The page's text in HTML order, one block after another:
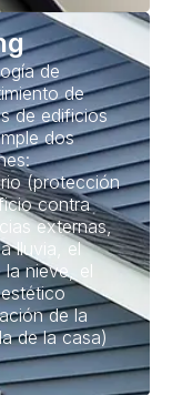
de
de
de edificios
dos
(protección
contra
externas,
lluvia, el
la nieve, el
de la
de la casa)